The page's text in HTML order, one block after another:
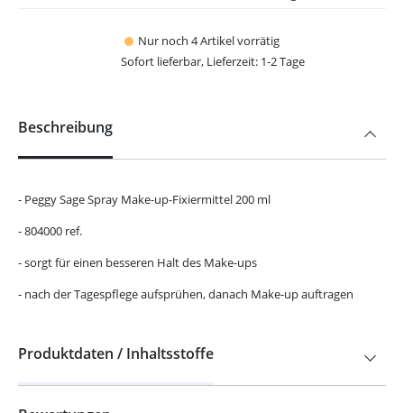
Nur noch 4 Artikel vorrätig
Sofort lieferbar, Lieferzeit: 1-2 Tage
Beschreibung
- Peggy Sage Spray Make-up-Fixiermittel 200 ml
- 804000 ref.
- sorgt für einen besseren Halt des Make-ups
- nach der Tagespflege aufsprühen, danach Make-up auftragen
Produktdaten / Inhaltsstoffe